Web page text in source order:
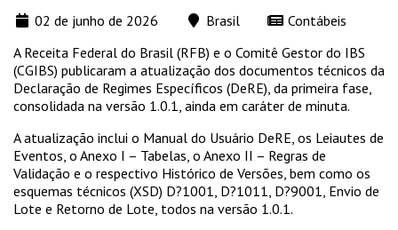
02 de junho de 2026 Brasil
Contábeis
A Receita Federal do Brasil (RFB) e o Comitê Gestor do IBS
(CGIBS) publicaram a atualização dos documentos técnicos da
Declaração de Regimes Específicos (DeRE), da primeira fase,
consolidada na versão 1.0.1, ainda em caráter de minuta.
A atualização inclui o Manual do Usuário DeRE, os Leiautes de
Eventos, o Anexo I – Tabelas, o Anexo II – Regras de
Validação e o respectivo Histórico de Versões, bem como os
esquemas técnicos (XSD) D?1001, D?1011, D?9001, Envio de
Lote e Retorno de Lote, todos na versão 1.0.1.